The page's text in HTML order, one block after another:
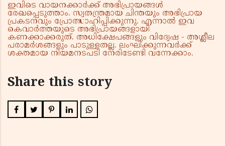
ഇവിടെ വായനക്കാർക്ക് അഭിപ്രായങ്ങൾ
രേഖപ്പെടുത്താം. സ്വതന്ത്രമായ ചിന്തയും അഭിപ്രായ
പ്രകടനവും പ്രോത്സാഹിപ്പിക്കുന്നു. എന്നാൽ ഇവ
കെവാർത്തയുടെ അഭിപ്രായങ്ങളായി
കണക്കാക്കരുത്. അധിക്ഷേപങ്ങളും വിദ്വേഷ - അശ്ലീല
പരാമർശങ്ങളും പാടുള്ളതല്ല. ലംഘിക്കുന്നവർക്ക്
ശക്തമായ നിയമനടപടി നേരിടേണ്ടി വന്നേക്കാം.
Share this story